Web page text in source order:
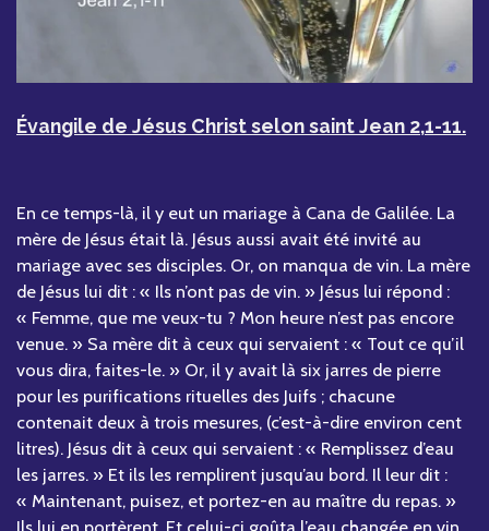
Évangile de Jésus Christ selon saint Jean 2,1-11.
En ce temps-là, il y eut un mariage à Cana de Galilée. La
mère de Jésus était là. Jésus aussi avait été invité au
mariage avec ses disciples. Or, on manqua de vin. La mère
de Jésus lui dit : « Ils n’ont pas de vin. » Jésus lui répond :
« Femme, que me veux-tu ? Mon heure n’est pas encore
venue. » Sa mère dit à ceux qui servaient : « Tout ce qu’il
vous dira, faites-le. » Or, il y avait là six jarres de pierre
pour les purifications rituelles des Juifs ; chacune
contenait deux à trois mesures, (c’est-à-dire environ cent
litres). Jésus dit à ceux qui servaient : « Remplissez d’eau
les jarres. » Et ils les remplirent jusqu’au bord. Il leur dit :
« Maintenant, puisez, et portez-en au maître du repas. »